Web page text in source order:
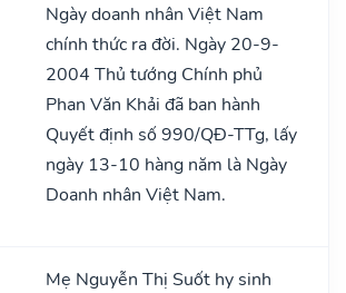
Ngày doanh nhân Việt Nam
chính thức ra đời. Ngày 20-9-
2004 Thủ tướng Chính phủ
Phan Văn Khải đã ban hành
Quyết định số 990/QĐ-TTg, lấy
ngày 13-10 hàng năm là Ngày
Doanh nhân Việt Nam.
Mẹ Nguyễn Thị Suốt hy sinh